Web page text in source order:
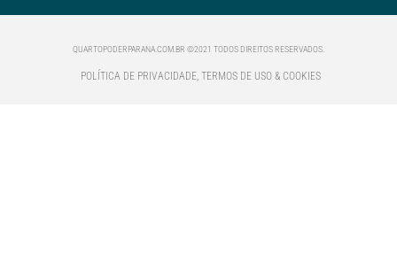
QUARTOPODERPARANA.COM.BR ©2021 TODOS DIREITOS RESERVADOS.
POLÍTICA DE PRIVACIDADE, TERMOS DE USO & COOKIES